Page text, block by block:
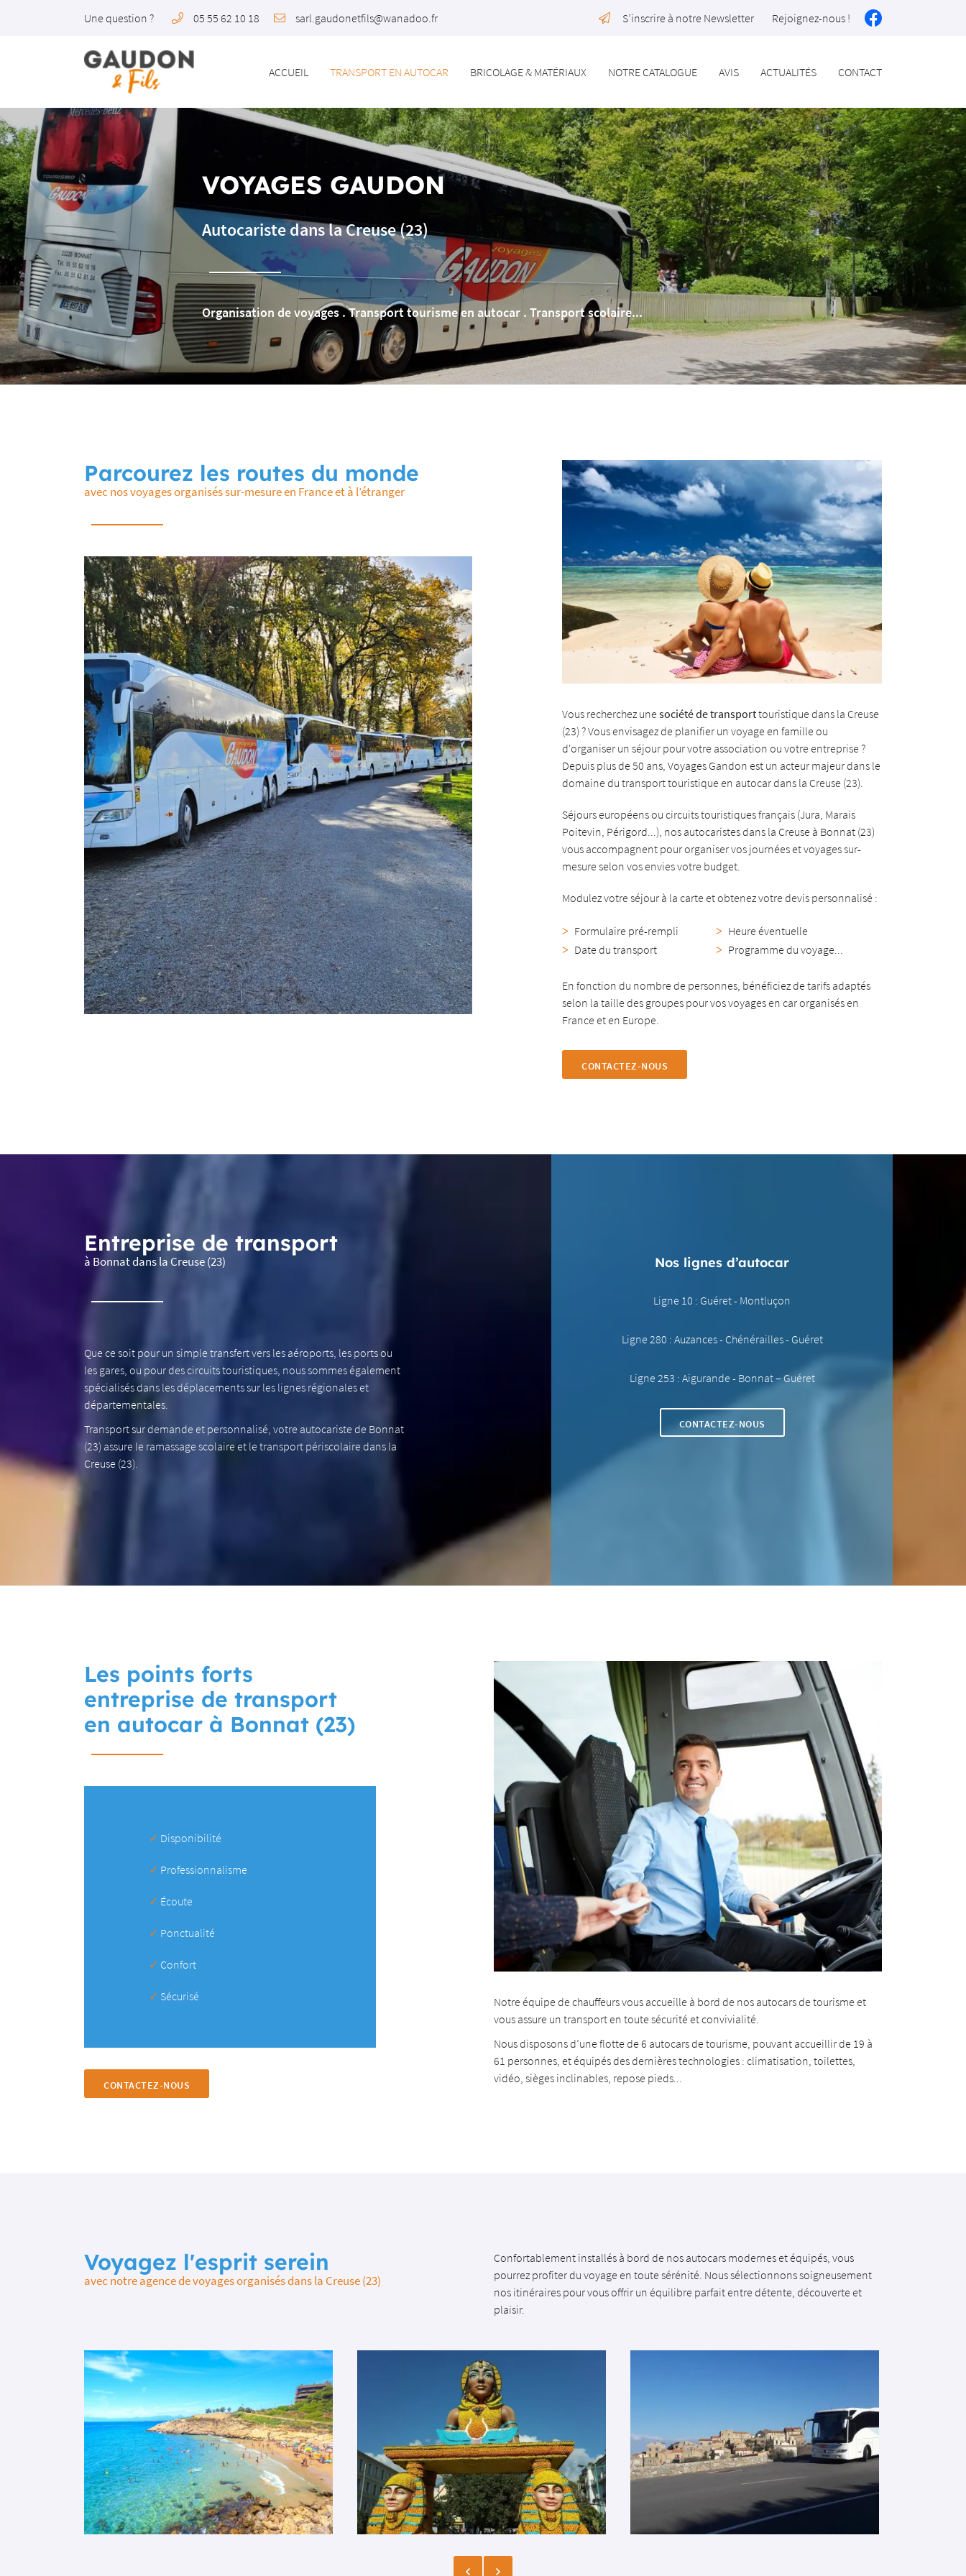
Une question ? 05 55 62 10 18 S’inscrire à notre Newsletter Rejoignez-nous !
ACCUEIL TRANSPORT EN AUTOCAR BRICOLAGE & MATÉRIAUX NOTRE CATALOGUE AVIS ACTUALITÉS CONTACT
23220 Bonnat
05 55 62 10 18
 Adresse email de réception
 Recopier le code ci-contre
Rafraîchir le captcha
VOYAGES GAUDON
Autocariste dans la Creuse (23)
Organisation de voyages . Transport tourisme en autocar . Transport scolaire...
Parcourez les routes du monde
avec nos voyages organisés sur-mesure en France et à l’étranger
Vous recherchez unesociété de transporttouristique dans la Creuse
(23) ? Vous envisagez de planifier un voyage en famille ou
d'organiser un séjour pour votre association ou votre entreprise ?
Depuis plus de 50 ans, Voyages Gandon est un acteur majeur dans le
domaine du transport touristique en autocar dans la Creuse (23).
Séjours européens ou circuits touristiques français (Jura, Marais
Poitevin, Périgord...), nos autocaristes dans la Creuse à Bonnat (23)
vous accompagnent pour organiser vos journées et voyages sur-
mesure selon vos envies votre budget.
Modulez votre séjour à la carte et obtenez votre devis personnalisé :
Formulaire pré-rempli
Heure éventuelle
Date du transport
Programme du voyage...
En fonction du nombre de personnes, bénéficiez de tarifs adaptés
selon la taille des groupes pour vos voyages en car organisés en
France et en Europe.
CONTACTEZ-NOUS
Entreprise de transport
à Bonnat dans la Creuse (23)
Que ce soit pour un simple transfert vers les aéroports, les ports ou
les gares, ou pour des circuits touristiques, nous sommes également
spécialisés dans les déplacements sur les lignes régionales et
départementales.
Transport sur demande et personnalisé, votre autocariste de Bonnat
(23) assure le ramassage scolaire et le transport périscolaire dans la
Creuse (23).
Nos lignes d’autocar
Ligne 10 : Guéret - Montluçon
Ligne 280 : Auzances - Chénérailles - Guéret
Ligne 253 : Aigurande - Bonnat – Guéret
CONTACTEZ-NOUS
Les points forts
entreprise de transport
en autocar à Bonnat (23)
✓ Disponibilité
✓ Professionnalisme
✓ Écoute
✓ Ponctualité
✓ Confort
✓ Sécurisé
CONTACTEZ-NOUS
Notre équipe de chauffeurs vous accueille à bord de nos autocars de tourisme et
vous assure un transport en toute sécurité et convivialité.
Nous disposons d’une flotte de 6 autocars de tourisme, pouvant accueillir de 19 à
61 personnes, et équipés des dernières technologies : climatisation, toilettes,
vidéo, sièges inclinables, repose pieds...
Voyagez l'esprit serein
avec notre agence de voyages organisés dans la Creuse (23)
Confortablement installés à bord de nos autocars modernes et équipés, vous
pourrez profiter du voyage en toute sérénité. Nous sélectionnons soigneusement
nos itinéraires pour vous offrir un équilibre parfait entre détente, découverte et
plaisir.